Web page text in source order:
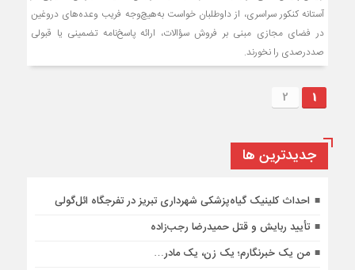
آستانه کنکور سراسری، از داوطلبان خواست به‌هیچ‌وجه فریب وعده‌های دروغین
در فضای مجازی مبنی بر فروش سؤالات، ارائه پاسخ‌نامه تضمینی یا قبولی
صددرصدی را نخورند.
1
2
جديدترين ها
احداث کلینیک گیاه‌پزشکی شهرداری تبریز در تفرجگاه ائل‌گولی
تأیید ربایش و قتل حمیدرضا رجب‌زاده
من یک خبرنگارم؛ یک زن، یک مادر…